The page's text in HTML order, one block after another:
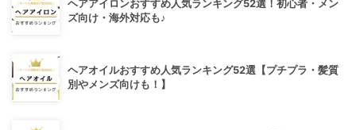
ヘアアイロンおすすめ人気ランキング52選！初心者・メン
ズ向け・海外対応も♪
ヘアオイルおすすめ人気ランキング52選【プチプラ・髪質
別やメンズ向けも！】